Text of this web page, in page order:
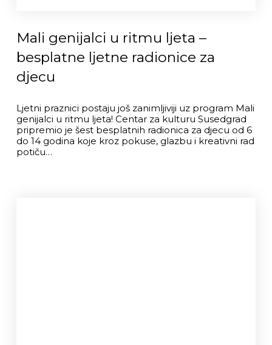
Mali genijalci u ritmu ljeta –
besplatne ljetne radionice za
djecu
Ljetni praznici postaju još zanimljiviji uz program Mali
genijalci u ritmu ljeta! Centar za kulturu Susedgrad
pripremio je šest besplatnih radionica za djecu od 6
do 14 godina koje kroz pokuse, glazbu i kreativni rad
potiču…